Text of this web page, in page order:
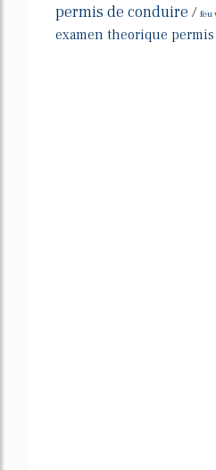
permis de conduire / feu
examen theorique